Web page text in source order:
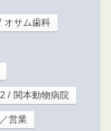
オサム歯科
/ 関本動物病院
営業